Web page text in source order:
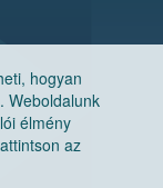
hogyan
Weboldalunk
élmény
az